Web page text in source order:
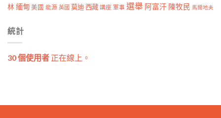
林 緬甸 美國 能源 英國 莫迪 西藏 講座 軍事 選舉 阿富汗 陳牧民 馬爾地夫
統計
30 個使用者 正在線上。